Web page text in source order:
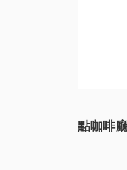
點咖啡